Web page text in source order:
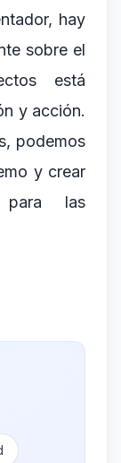
hay
sobre el
está
y acción.
podemos
y crear
las